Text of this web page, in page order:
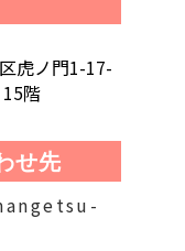
虎ノ門1-17-
階
せ先